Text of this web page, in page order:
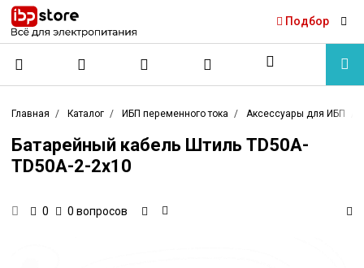
Подбор
Главная Каталог ИБП переменного тока Аксессуары для ИБП
Батарейный кабель Штиль TD50A-
TD50A-2-2x10
0 0 вопросов